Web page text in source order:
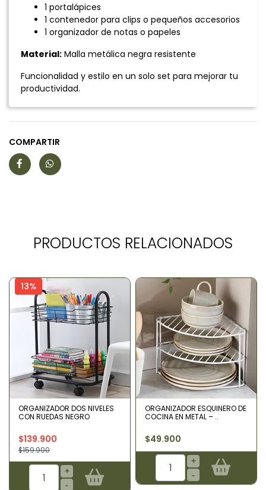
1 portalápices
1 contenedor para clips o pequeños accesorios
1 organizador de notas o papeles
Material: Malla metálica negra resistente
Funcionalidad y estilo en un solo set para mejorar tu
productividad.
COMPARTIR
PRODUCTOS RELACIONADOS
13%
ORGANIZADOR DOS NIVELES
CON RUEDAS NEGRO
$139.900
$159.900
+
-
ORGANIZADOR ESQUINERO DE
COCINA EN METAL – ..
$49.900
+
-